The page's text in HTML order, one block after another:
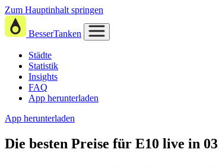
Zum Hauptinhalt springen
BesserTanken
Städte
Statistik
Insights
FAQ
App herunterladen
App herunterladen
Die besten Preise für E10 live in